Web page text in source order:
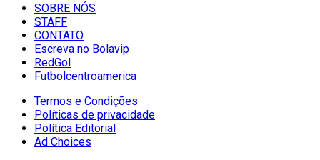
SOBRE NÓS
STAFF
CONTATO
Escreva no Bolavip
RedGol
Futbolcentroamerica
Termos e Condições
Políticas de privacidade
Política Editorial
Ad Choices